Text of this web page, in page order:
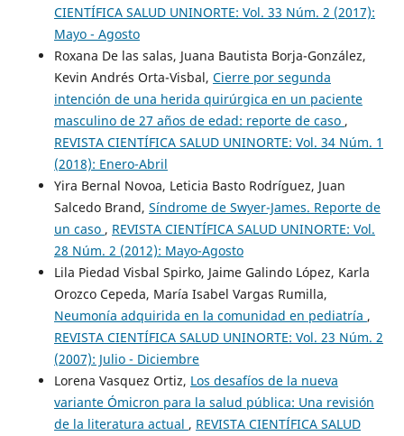
CIENTÍFICA SALUD UNINORTE: Vol. 33 Núm. 2 (2017):
Mayo - Agosto
Roxana De las salas, Juana Bautista Borja-González,
Kevin Andrés Orta-Visbal, Cierre por segunda
intención de una herida quirúrgica en un paciente
masculino de 27 años de edad: reporte de caso ,
REVISTA CIENTÍFICA SALUD UNINORTE: Vol. 34 Núm. 1
(2018): Enero-Abril
Yira Bernal Novoa, Leticia Basto Rodríguez, Juan
Salcedo Brand, Síndrome de Swyer-James. Reporte de
un caso , REVISTA CIENTÍFICA SALUD UNINORTE: Vol.
28 Núm. 2 (2012): Mayo-Agosto
Lila Piedad Visbal Spirko, Jaime Galindo López, Karla
Orozco Cepeda, María Isabel Vargas Rumilla,
Neumonía adquirida en la comunidad en pediatría ,
REVISTA CIENTÍFICA SALUD UNINORTE: Vol. 23 Núm. 2
(2007): Julio - Diciembre
Lorena Vasquez Ortiz, Los desafíos de la nueva
variante Ómicron para la salud pública: Una revisión
de la literatura actual , REVISTA CIENTÍFICA SALUD